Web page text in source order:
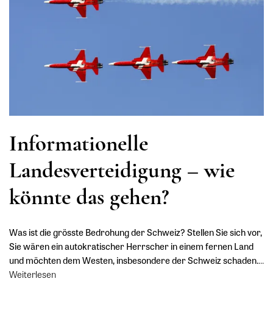
Informationelle
Landesverteidigung – wie
könnte das gehen?
Was ist die grösste Bedrohung der Schweiz? Stellen Sie sich vor,
Sie wären ein autokratischer Herrscher in einem fernen Land
und möchten dem Westen, insbesondere der Schweiz schaden.…
Weiterlesen